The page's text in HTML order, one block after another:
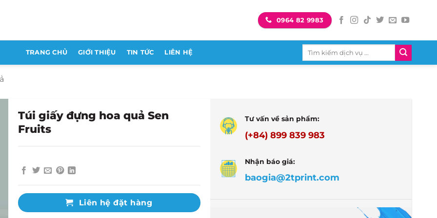
0964 82 9983
TRANG CHỦ GIỚI THIỆU TIN TỨC LIÊN HỆ
Tìm
Túi giấy đựng hoa quả Sen
Fruits
Liên hệ đặt hàng
Tư vấn về sản phẩm:
(+84) 899 839 983
Nhận báo giá:
baogia@2tprint.com